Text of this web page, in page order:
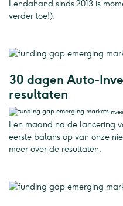
Lendahand sinds 2013 is
verder toe!).
30 dagen Auto-
resultaten
Een maand na de lancering
eerste balans op van onze
meer over de resultaten.